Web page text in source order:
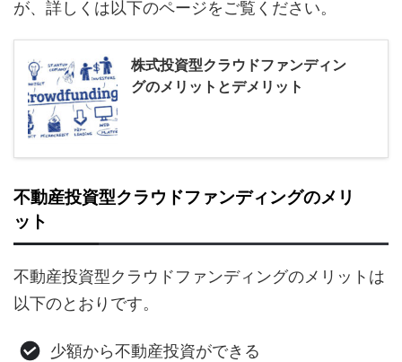
が、詳しくは以下のページをご覧ください。
株式投資型クラウドファンディン
グのメリットとデメリット
不動産投資型クラウドファンディングのメリ
ット
不動産投資型クラウドファンディングのメリットは
以下のとおりです。
少額から不動産投資ができる